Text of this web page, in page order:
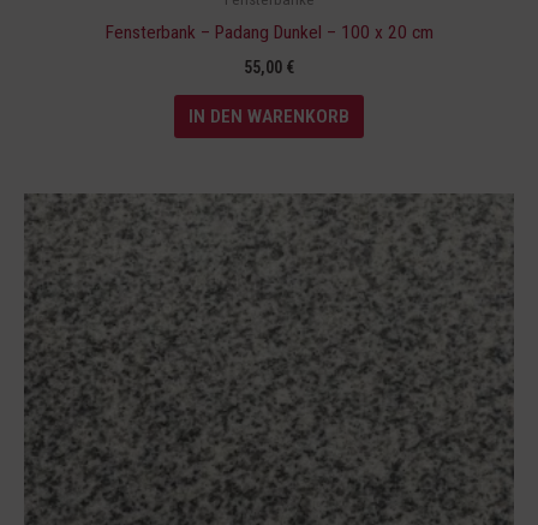
Fensterbank – Padang Dunkel – 100 x 20 cm
55,00 €
IN DEN WARENKORB